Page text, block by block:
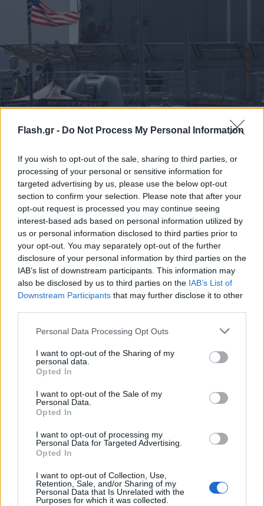
Flash.gr - Do Not Process My Personal Information
If you wish to opt-out of the sale, sharing to third parties, or
processing of your personal or sensitive information for
targeted advertising by us, please use the below opt-out
section to confirm your selection. Please note that after your
opt-out request is processed you may continue seeing
interest-based ads based on personal information utilized by
us or personal information disclosed to third parties prior to
your opt-out. You may separately opt-out of the further
disclosure of your personal information by third parties on the
IAB’s list of downstream participants. This information may
also be disclosed by us to third parties on the IAB’s List of
Downstream Participants that may further disclose it to other
Please note that this website/app uses one or more Google
not limited to your visit or usage behaviour. You may click to
grant or deny consent to Google and its third-party tags to
use your data for below specified purposes in below Google
consent section.
Personal Data Processing Opt Outs
I want to opt-out of the Sharing of my
personal data.
Opted In
I want to opt-out of the Sale of my
Personal Data.
Opted In
I want to opt-out of processing my
Personal Data for Targeted Advertising.
Opted In
I want to opt-out of Collection, Use,
Retention, Sale, and/or Sharing of my
Personal Data that Is Unrelated with the
Purposes for which it was collected.
Ρήξη στις αμερικανοβρετανικές σχέσεις: Τέλος οι
Βρετανία
Οι συνεχιζόμενες επιθέσεις του αμερικανικού στρατού στην
Καραϊβική με στόχο πλοία που μεταφέρουν ναρκωτικά έχει
προκαλέσει σύγχυση στο Ηνωμένο Βασίλειο.
11.11.2025 17:55
Δημήτρης
Σουλτογιάννης
Η MI6 προσλαμβάνει κατασκόπους μέσω dark web
- Το βίντεο με οδηγίες στο YouTube
πιθανούς κατασκόπους παγκοσμίως να έχουν ανώνυμη
πρόσβαση στο dark web, ακολουθώντας τις οδηγίες στο βίντεο
19.09.2025 20:26
Σοφία
Χαραλαμπίδου